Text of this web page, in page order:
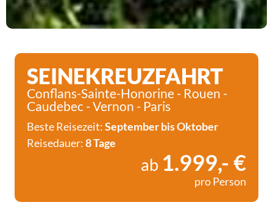
SEINEKREUZFAHRT
Conflans-Sainte-Honorine - Rouen -
Caudebec - Vernon - Paris
Beste Reisezeit:September bis Oktober
Reisedauer:8 Tage
ab 1.999,- €
pro Person